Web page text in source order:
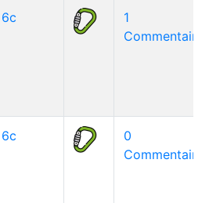
6c
1
6c
0